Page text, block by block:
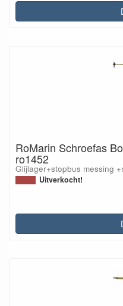
RoMarin Schroefas
ro1452
Glijlager+stopbus messing
Uitverkocht!